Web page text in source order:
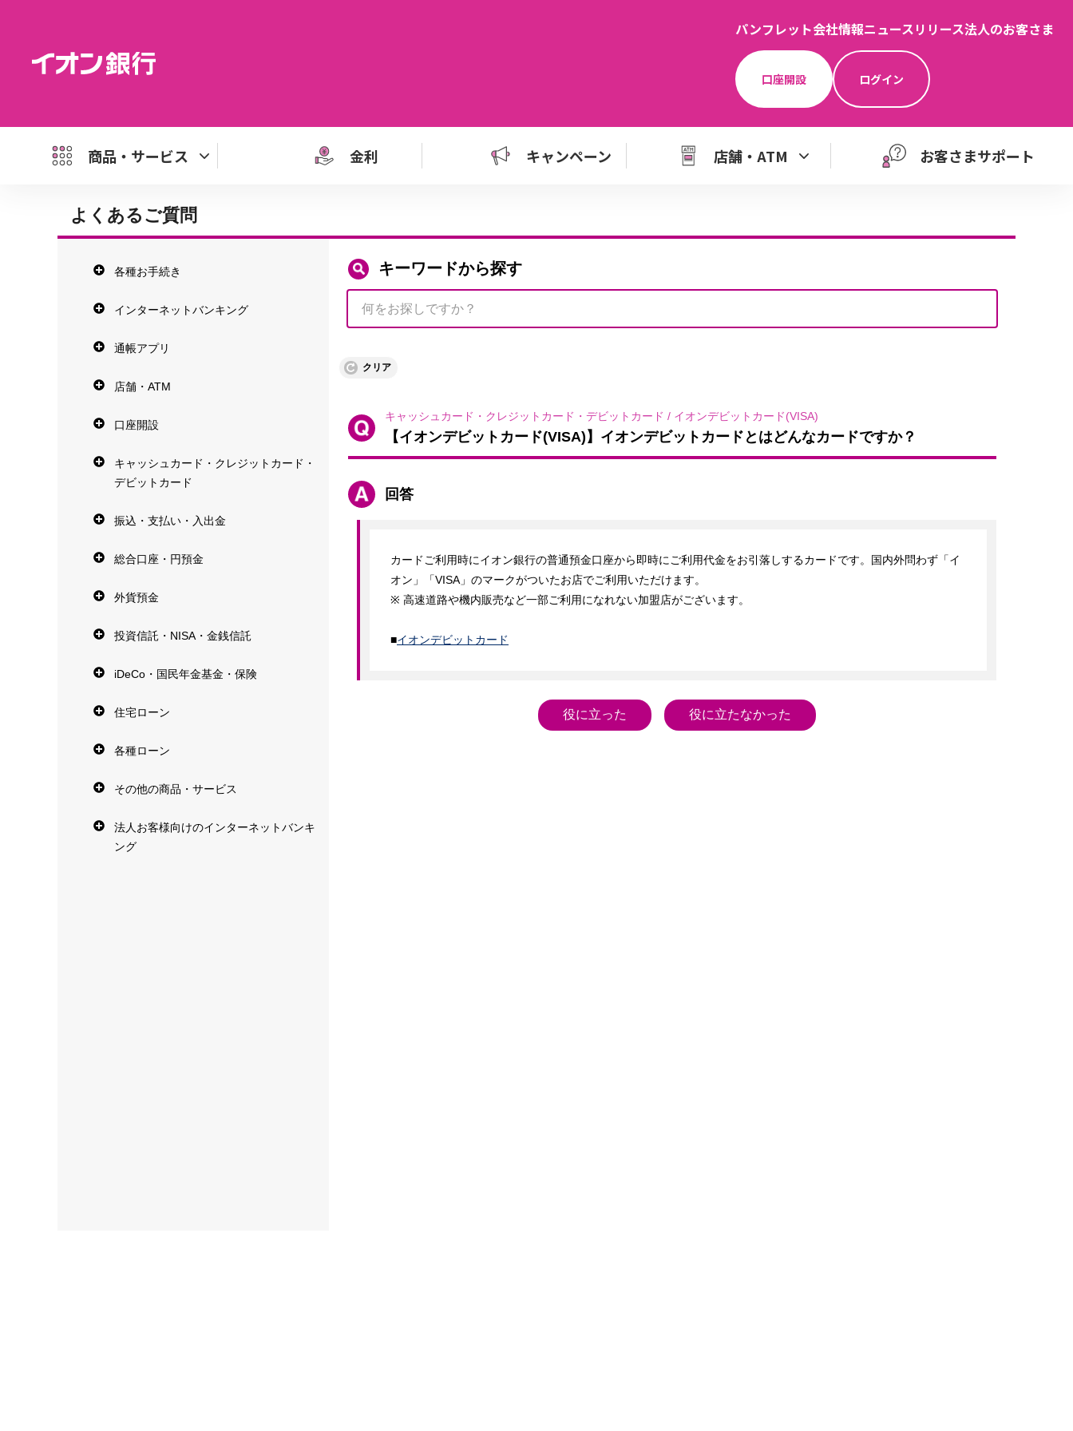
パンフレット会社情報ニュースリリース法人のお客さま
口座開設 ログイン
商品・サービス 金利 キャンペーン 店舗・ATM お客さまサポート
よくあるご質問
各種お手続き
インターネットバンキング
通帳アプリ
店舗・ATM
口座開設
キャッシュカード・クレジットカード・
デビットカード
振込・支払い・入出金
総合口座・円預金
外貨預金
投資信託・NISA・金銭信託
iDeCo・国民年金基金・保険
住宅ローン
各種ローン
その他の商品・サービス
法人お客様向けのインターネットバンキ
ング
キーワードから探す
クリア
キャッシュカード・クレジットカード・デビットカード / イオンデビットカード(VISA)
【イオンデビットカード(VISA)】イオンデビットカードとはどんなカードですか？
回答
カードご利用時にイオン銀行の普通預金口座から即時にご利用代金をお引落しするカードです。国内外問わず「イ
オン」「VISA」のマークがついたお店でご利用いただけます。
※ 高速道路や機内販売など一部ご利用になれない加盟店がございます。
■イオンデビットカード
役に立った 役に立たなかった